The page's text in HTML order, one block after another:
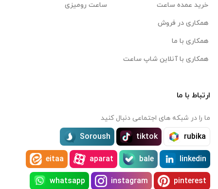
خرید عمده ساعت
همکاری در فروش
همکاری با ما
همکاری با آنلاین شاپ ساعت
ساعت رومیزی
ارتباط با ما
ما را در شبکه های اجتماعی دنبال کنید
rubika
tiktok
Soroush
linkedin
bale
aparat
eitaa
pinterest
instagram
whatsapp